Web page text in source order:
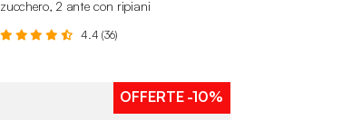
zucchero, 2 ante con ripiani
4.4 (36)
OFFERTE-10%